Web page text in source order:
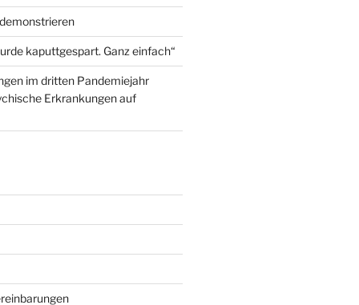
kaputtgespart. Ganz einfach“
im dritten Pandemiejahr
Erkrankungen auf